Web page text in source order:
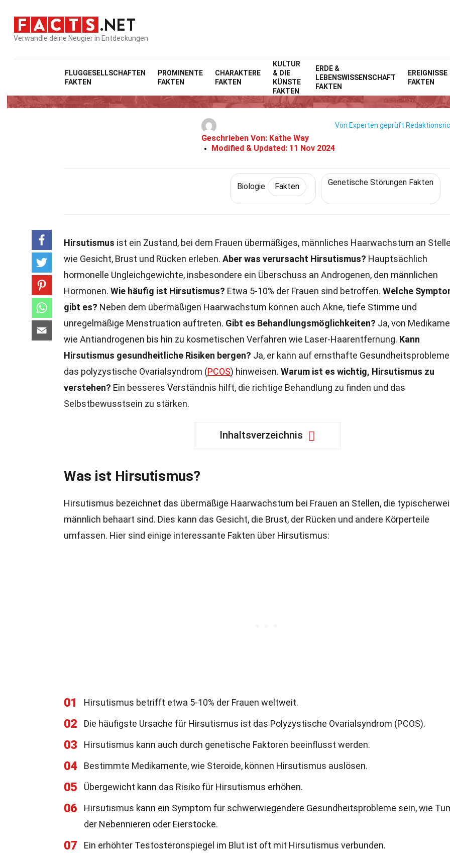
Verwandle deine Neugier in Entdeckungen
FLUGGESELLSCHAFTEN
FAKTEN
PROMINENTE
FAKTEN
CHARAKTERE
FAKTEN
KULTUR
& DIE
KÜNSTE
FAKTEN
ERDE &
LEBENSWISSENSCHAFT
FAKTEN
EREIGNISSE
FAKTEN
Home Erde & Lebenswissenschaft BiologieFakten
40 Fakten Über Hirsutismus
Geschrieben Von: Kathe Way
Modified & Updated: 11 Nov 2024
Von Experten geprüft
Biologie Fakten Genetische Störungen Fakten
Hirsutismus ist ein Zustand, bei dem Frauen übermäßiges, männliches Haarwachstum an
wie Gesicht, Brust und Rücken erleben. Aber was verursacht Hirsutismus? Hauptsächlich
hormonelle Ungleichgewichte, insbesondere ein Überschuss an Androgenen, den männlichen
Hormonen. Wie häufig ist Hirsutismus? Etwa 5-10% der Frauen sind betroffen. Welche
gibt es? Neben dem übermäßigen Haarwachstum können auch Akne, tiefe Stimme und
unregelmäßige Menstruation auftreten. Gibt es Behandlungsmöglichkeiten? Ja, von
wie Antiandrogenen bis hin zu kosmetischen Verfahren wie Laser-Haarentfernung. Kann
Hirsutismus gesundheitliche Risiken bergen? Ja, er kann auf ernsthafte
das polyzystische Ovarialsyndrom (PCOS) hinweisen. Warum ist es wichtig, Hirsutismus zu
verstehen? Ein besseres Verständnis hilft, die richtige Behandlung zu finden und das
Selbstbewusstsein zu stärken.
Inhaltsverzeichnis
Was ist Hirsutismus?
Hirsutismus bezeichnet das übermäßige Haarwachstum bei Frauen an Stellen, die
männlich behaart sind. Dies kann das Gesicht, die Brust, der Rücken und andere Körperteile
umfassen. Hier sind einige interessante Fakten über Hirsutismus:
01 Hirsutismus betrifft etwa 5-10% der Frauen weltweit.
02 Die häufigste Ursache für Hirsutismus ist das Polyzystische Ovarialsyndrom (PCOS).
03 Hirsutismus kann auch durch genetische Faktoren beeinflusst werden.
04 Bestimmte Medikamente, wie Steroide, können Hirsutismus auslösen.
05 Übergewicht kann das Risiko für Hirsutismus erhöhen.
06
Hirsutismus kann ein Symptom für schwerwiegendere Gesundheitsprobleme sein, wie
der Nebennieren oder Eierstöcke.
07 Ein erhöhter Testosteronspiegel im Blut ist oft mit Hirsutismus verbunden.